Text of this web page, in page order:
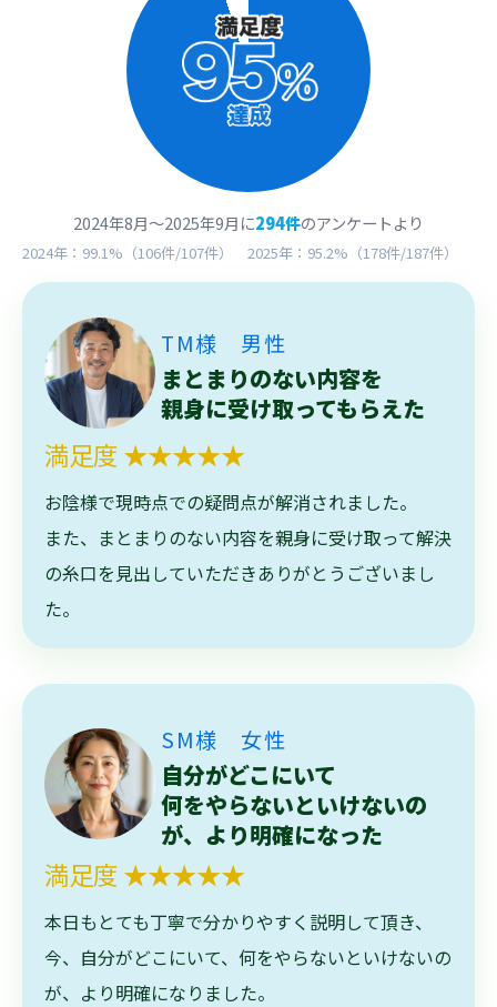
2024年8月～2025年9月に294件のアンケートより
2024年：99.1%（106件/107件） 2025年：95.2%（178件/187件）
TM様 男性
まとまりのない内容を
親身に受け取ってもらえた
満足度 ★★★★★
お陰様で現時点での疑問点が解消されました。
また、まとまりのない内容を親身に受け取って解決
の糸口を見出していただきありがとうございまし
た。
SM様 女性
自分がどこにいて
何をやらないといけないの
が、より明確になった
満足度 ★★★★★
本日もとても丁寧で分かりやすく説明して頂き、
今、自分がどこにいて、何をやらないといけないの
が、より明確になりました。